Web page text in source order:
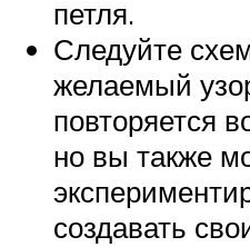
петля.
Следуйте
желаемый
повторяется
но вы также
создавать